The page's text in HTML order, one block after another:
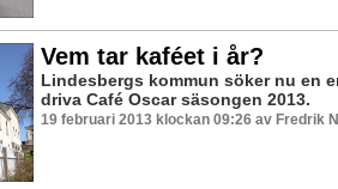
Vem tar kaféet i år?
Lindesbergs kommun söker nu en
driva Café Oscar säsongen 2013.
19 februari 2013 klockan 09:26 av Fredrik